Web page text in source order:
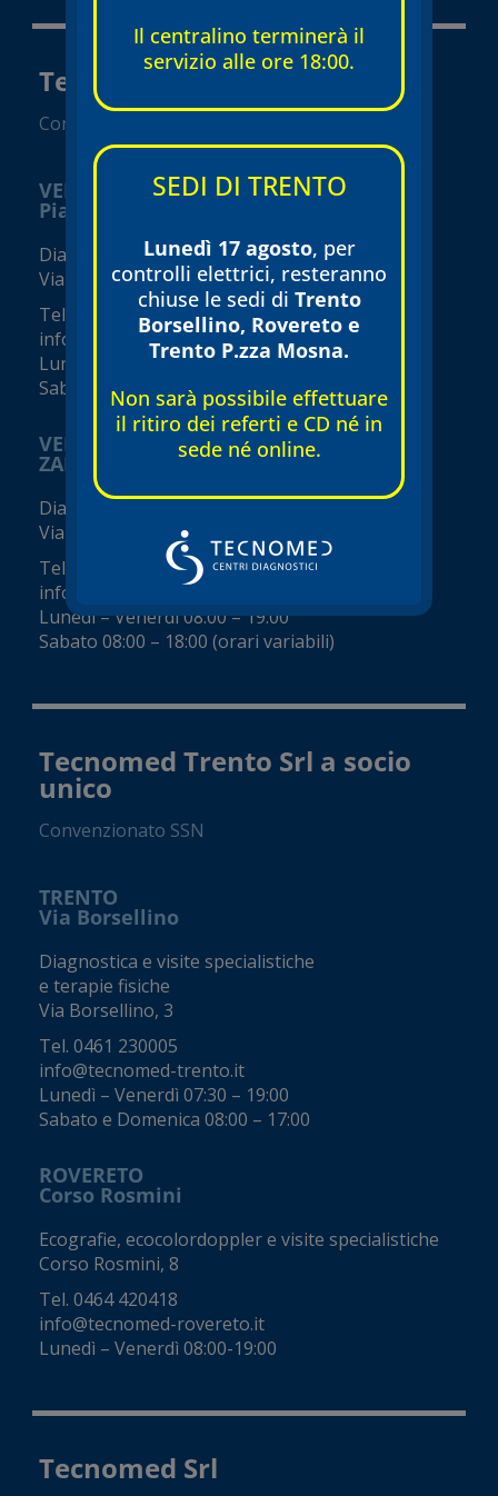
Tecnomed Verona Srl
Convenzionato SSN
VERONA
Piazza Isolo
Diagnostica e visite specialistiche
Via Seghe San Tomaso, 17
Tel.
045 8002248
info@tecnomed-verona.it
Lunedì – Venerdì 08:00 – 19:00
Sabato 08:00 – 16:00 (orari variabili)
VERONA
ZAI - Viale del Commercio
Diagnostica e visite specialistiche
Viale del Commercio, 14 (Zai)
Tel.
045 8002248
info@tecnomed-verona.it
Lunedì – Venerdì 08:00 – 19:00
Sabato 08:00 – 18:00 (orari variabili)
Tecnomed Trento Srl a socio
unico
Convenzionato SSN
TRENTO
Via Borsellino
Diagnostica e visite specialistiche
e terapie fisiche
Via Borsellino, 3
Tel. 0461 230005
info@tecnomed-trento.it
Lunedì – Venerdì 07:30 – 19:00
Sabato e Domenica 08:00 – 17:00
ROVERETO
Corso Rosmini
Ecografie, ecocolordoppler e visite specialistiche
Corso Rosmini, 8
Tel. 0464 420418
info@tecnomed-rovereto.it
Lunedì – Venerdì 08:00-19:00
Tecnomed Srl
Il centralino terminerà il
servizio alle ore 18:00.
SEDI DI TRENTO
Lunedì 17 agosto, per
controlli elettrici, resteranno
chiuse le sedi di Trento
Borsellino, Rovereto e
Trento P.zza Mosna.
Non sarà possibile effettuare
il ritiro dei referti e CD né in
sede né online.